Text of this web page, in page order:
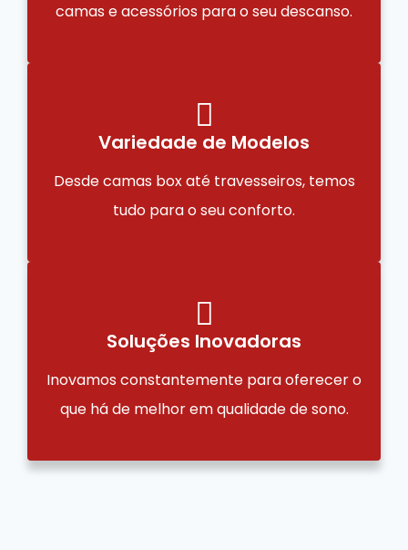
camas e acessórios para o seu descanso.
Variedade de Modelos
Desde camas box até travesseiros, temos
tudo para o seu conforto.
Soluções Inovadoras
Inovamos constantemente para oferecer o
que há de melhor em qualidade de sono.